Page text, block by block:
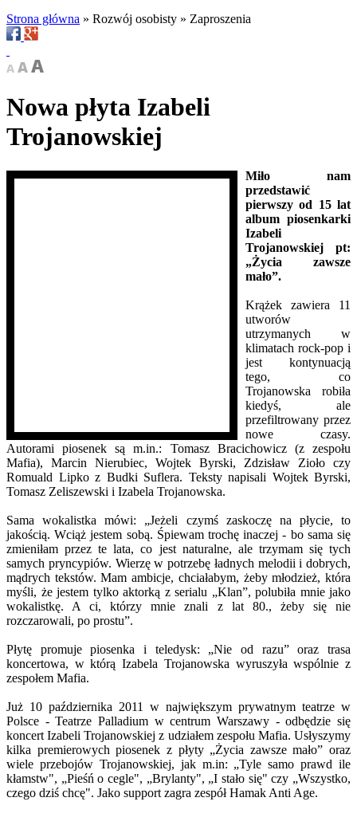
Strona główna » Rozwój osobisty » Zaproszenia
Nowa płyta Izabeli
Trojanowskiej
Miło nam
przedstawić
pierwszy od 15 lat
album piosenkarki
Izabeli
Trojanowskiej pt:
„Życia zawsze
mało”.
Krążek zawiera 11
utworów
utrzymanych w
klimatach rock-pop i
jest kontynuacją
tego, co
Trojanowska robiła
kiedyś, ale
przefiltrowany przez
nowe czasy.
Autorami piosenek są m.in.: Tomasz Bracichowicz (z zespołu
Mafia), Marcin Nierubiec, Wojtek Byrski, Zdzisław Zioło czy
Romuald Lipko z Budki Suflera. Teksty napisali Wojtek Byrski,
Tomasz Zeliszewski i Izabela Trojanowska.
Sama wokalistka mówi: „Jeżeli czymś zaskoczę na płycie, to
jakością. Wciąż jestem sobą. Śpiewam trochę inaczej - bo sama się
zmieniłam przez te lata, co jest naturalne, ale trzymam się tych
samych pryncypiów. Wierzę w potrzebę ładnych melodii i dobrych,
mądrych tekstów. Mam ambicje, chciałabym, żeby młodzież, która
myśli, że jestem tylko aktorką z serialu „Klan”, polubiła mnie jako
wokalistkę. A ci, którzy mnie znali z lat 80., żeby się nie
rozczarowali, po prostu”.
Płytę promuje piosenka i teledysk: „Nie od razu” oraz trasa
koncertowa, w którą Izabela Trojanowska wyruszyła wspólnie z
zespołem Mafia.
Już 10 października 2011 w największym prywatnym teatrze w
Polsce - Teatrze Palladium w centrum Warszawy - odbędzie się
koncert Izabeli Trojanowskiej z udziałem zespołu Mafia. Usłyszymy
kilka premierowych piosenek z płyty „Życia zawsze mało” oraz
wiele przebojów Trojanowskiej, jak m.in: „Tyle samo prawd ile
kłamstw", „Pieśń o cegle", „Brylanty", „I stało się" czy „Wszystko,
czego dziś chcę". Jako support zagra zespół Hamak Anti Age.